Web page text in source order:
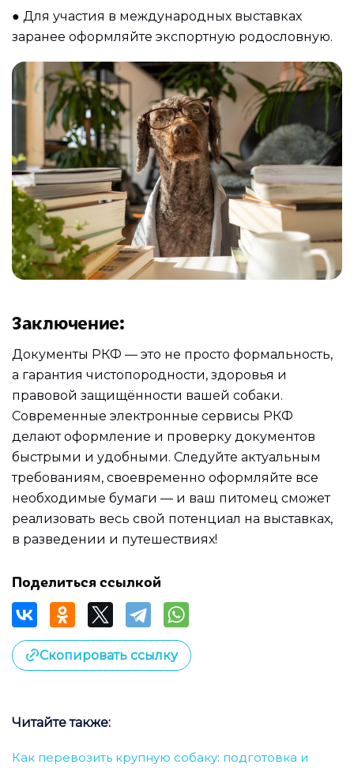
● Для участия в международных выставках
заранее оформляйте экспортную родословную.
Заключение:
Документы РКФ — это не просто формальность,
а гарантия чистопородности, здоровья и
правовой защищённости вашей собаки.
Современные электронные сервисы РКФ
делают оформление и проверку документов
быстрыми и удобными. Следуйте актуальным
требованиям, своевременно оформляйте все
необходимые бумаги — и ваш питомец сможет
реализовать весь свой потенциал на выставках,
в разведении и путешествиях!
Поделиться ссылкой
Скопировать ссылку
Читайте также:
Как перевозить крупную собаку: подготовка и